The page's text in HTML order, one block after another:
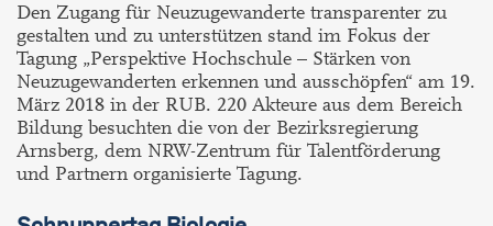
Den Zugang für Neuzugewanderte transparenter zu
gestalten und zu unterstützen stand im Fokus der
Tagung „Perspektive Hochschule – Stärken von
Neuzugewanderten erkennen und ausschöpfen“ am 19.
März 2018 in der RUB. 220 Akteure aus dem Bereich
Bildung besuchten die von der Bezirksregierung
Arnsberg, dem NRW-Zentrum für Talentförderung
und Partnern organisierte Tagung.